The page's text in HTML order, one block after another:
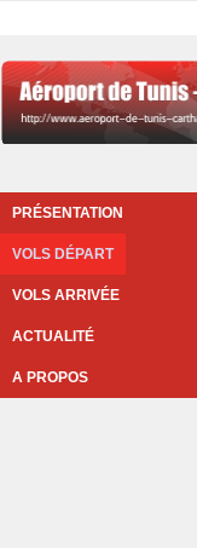
PRÉSENTATION
VOLS DÉPART
VOLS ARRIVÉE
ACTUALITÉ
A PROPOS